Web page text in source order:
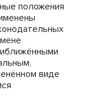
положения
виде